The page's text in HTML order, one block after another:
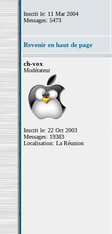
Inscrit le: 11 Mar 2004
Messages: 5473
Revenir en haut de page
ch-vox
Modérateur
Inscrit le: 22 Oct 2003
Messages: 19383
Localisation: La Réunion